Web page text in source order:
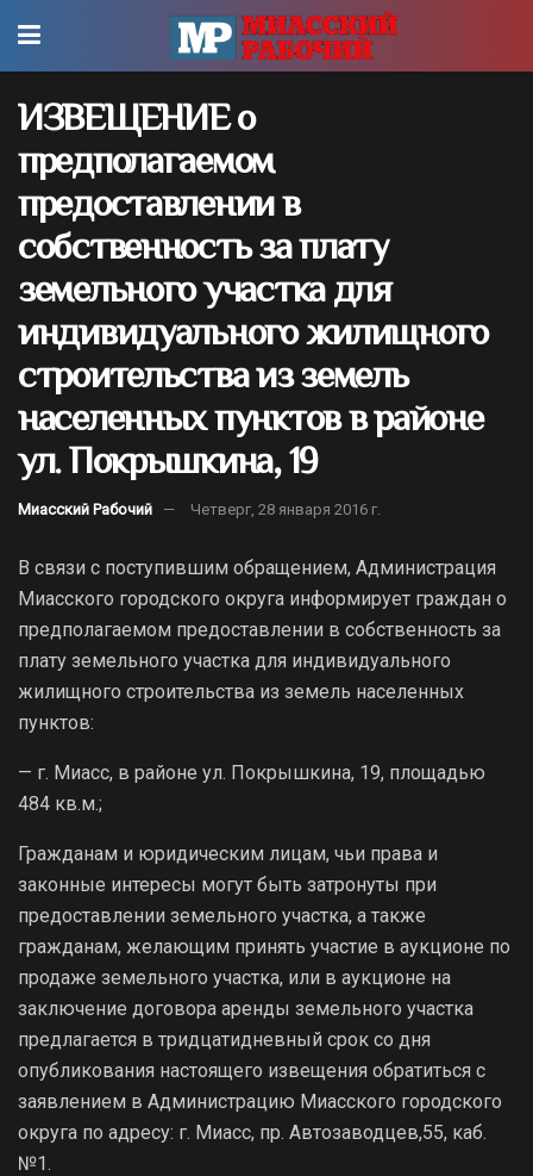
ИЗВЕЩЕНИЕ о
предполагаемом
предоставлении в
собственность за плату
земельного участка для
индивидуального жилищного
строительства из земель
населенных пунктов в районе
ул. Покрышкина, 19
Миасский Рабочий Четверг, 28 января 2016 г.
В связи с поступившим обращением, Администрация
Миасского городского округа информирует граждан о
предполагаемом предоставлении в собственность за
плату земельного участка для индивидуального
жилищного строительства из земель населенных
пунктов:
— г. Миасс, в районе ул. Покрышкина, 19, площадью
484 кв.м.;
Гражданам и юридическим лицам, чьи права и
законные интересы могут быть затронуты при
предоставлении земельного участка, а также
гражданам, желающим принять участие в аукционе по
продаже земельного участка, или в аукционе на
заключение договора аренды земельного участка
предлагается в тридцатидневный срок со дня
опубликования настоящего извещения обратиться с
заявлением в Администрацию Миасского городского
округа по адресу: г. Миасс, пр. Автозаводцев,55, каб.
№1.